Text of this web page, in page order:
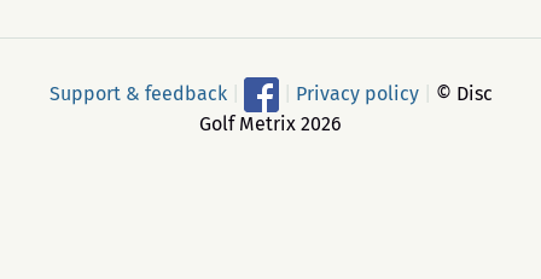
Support & feedback Privacy policy
© Disc
Golf Metrix 2026